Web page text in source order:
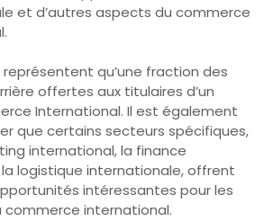
et d’autres aspects du commerce
qu’une fraction des
offertes aux titulaires d’un
International. Il est également
que certains secteurs spécifiques,
international, la finance
logistique internationale, offrent
intéressantes pour les
commerce international.